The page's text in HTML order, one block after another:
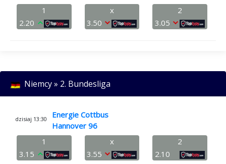
1
2.20
x
3.50
2
3.05
Niemcy » 2. Bundesliga
dzisiaj 13:30
Energie Cottbus
Hannover 96
1
3.15
x
3.55
2
2.10